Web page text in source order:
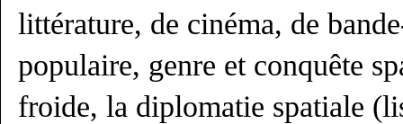
littérature, de cinéma, de
populaire, genre et conquête
froide, la diplomatie spatiale